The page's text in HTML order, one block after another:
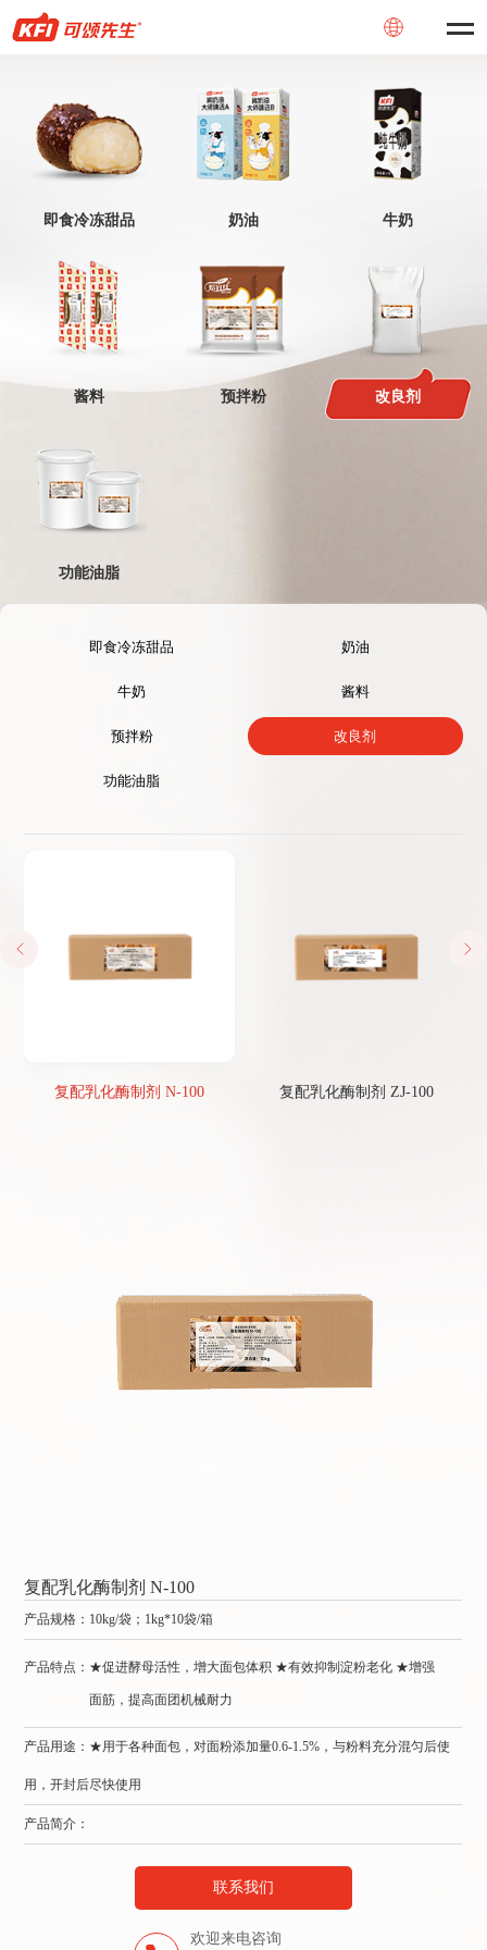
即食冷冻甜品 奶油 牛奶
酱料 预拌粉 改良剂
功能油脂
即食冷冻甜品 奶油
牛奶 酱料
预拌粉 改良剂
功能油脂
复配乳化酶制剂 N-100 复配乳化酶制剂 ZJ-100
复配乳化酶制剂 N-100
产品规格： 10kg/袋；1kg*10袋/箱
产品特点： ★促进酵母活性，增大面包体积 ★有效抑制淀粉老化 ★增强
面筋，提高面团机械耐力
产品用途：★用于各种面包，对面粉添加量0.6-1.5%，与粉料充分混匀后使
用，开封后尽快使用
产品简介：
联系我们
欢迎来电咨询